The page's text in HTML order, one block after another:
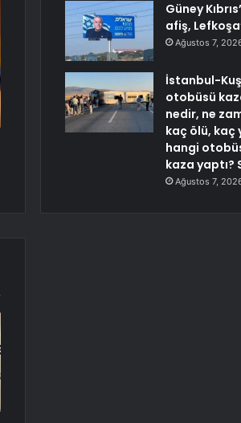
Güney
afiş,
Ağustos 7,
İstanbul-
otobüsü
nedir, ne
kaç ölü, kaç
hangi
kaza yaptı?
Ağustos 7,